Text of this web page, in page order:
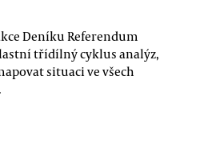
Deníku Referendum
třídílný cyklus analýz,
situaci ve všech